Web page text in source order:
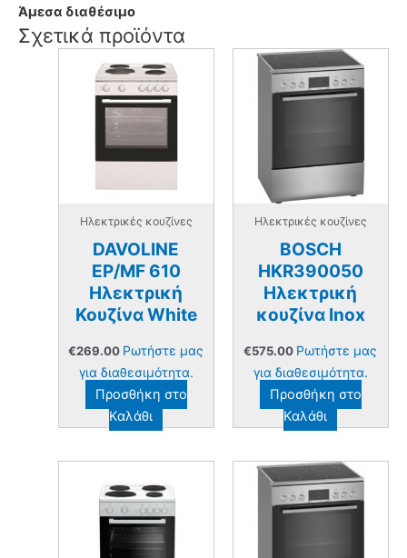
Άμεσα διαθέσιμο
Σχετικά προϊόντα
Ηλεκτρικές κουζίνες
DAVOLINE
EP/MF 610
Ηλεκτρική
Κουζίνα White
€269.00 Ρωτήστε μας
για διαθεσιμότητα.
Προσθήκη στο
Καλάθι
Ηλεκτρικές κουζίνες
BOSCH
HKR390050
Ηλεκτρική
κουζίνα Inox
€575.00 Ρωτήστε μας
για διαθεσιμότητα.
Προσθήκη στο
Καλάθι